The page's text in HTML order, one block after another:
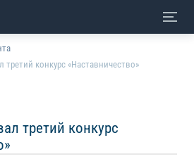
третий конкурс «Наставничество»
третий конкурс